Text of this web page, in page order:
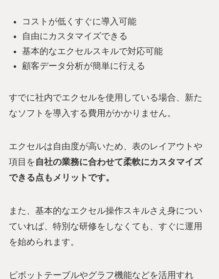
コストが低くすぐに導入可能
自由にカスタマイズできる
基本的なエクセルスキルで対応可能
顧客データ分析が簡単に行える
すでに社内でエクセルを使用している場合、新た
なソフトを導入する費用がかかりません。
エクセルは自由度が高いため、表のレイアウトや
項目を 自社の業務に合わせて柔軟にカスタマイズ
できる点もメリットです。
また、基本的なエクセル操作スキルさえ身につい
ていれば、特別な研修をしなくても、すぐに運用
を始められます。
ピボットテーブルやグラフ機能などを活用すれ